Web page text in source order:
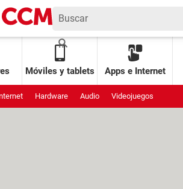
Móviles y tablets Apps e Internet
Hardware Audio Videojuegos